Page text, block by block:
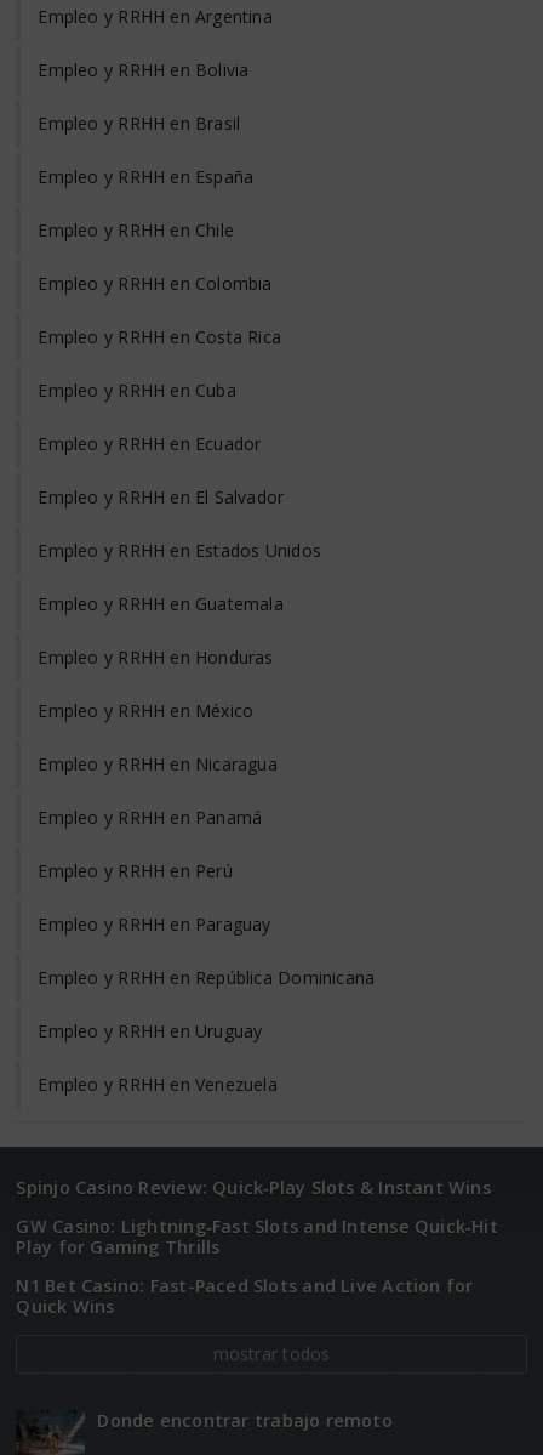
Empleo y RRHH en Argentina
Empleo y RRHH en Bolivia
Empleo y RRHH en Brasil
Empleo y RRHH en España
Empleo y RRHH en Chile
Empleo y RRHH en Colombia
Empleo y RRHH en Costa Rica
Empleo y RRHH en Cuba
Empleo y RRHH en Ecuador
Empleo y RRHH en El Salvador
Empleo y RRHH en Estados Unidos
Empleo y RRHH en Guatemala
Empleo y RRHH en Honduras
Empleo y RRHH en México
Empleo y RRHH en Nicaragua
Empleo y RRHH en Panamá
Empleo y RRHH en Perú
Empleo y RRHH en Paraguay
Empleo y RRHH en República Dominicana
Empleo y RRHH en Uruguay
Empleo y RRHH en Venezuela
Spinjo Casino Review: Quick‑Play Slots & Instant Wins
GW Casino: Lightning‑Fast Slots and Intense Quick‑Hit
Play for Gaming Thrills
N1 Bet Casino: Fast-Paced Slots and Live Action for
Quick Wins
mostrar todos
Donde encontrar trabajo remoto